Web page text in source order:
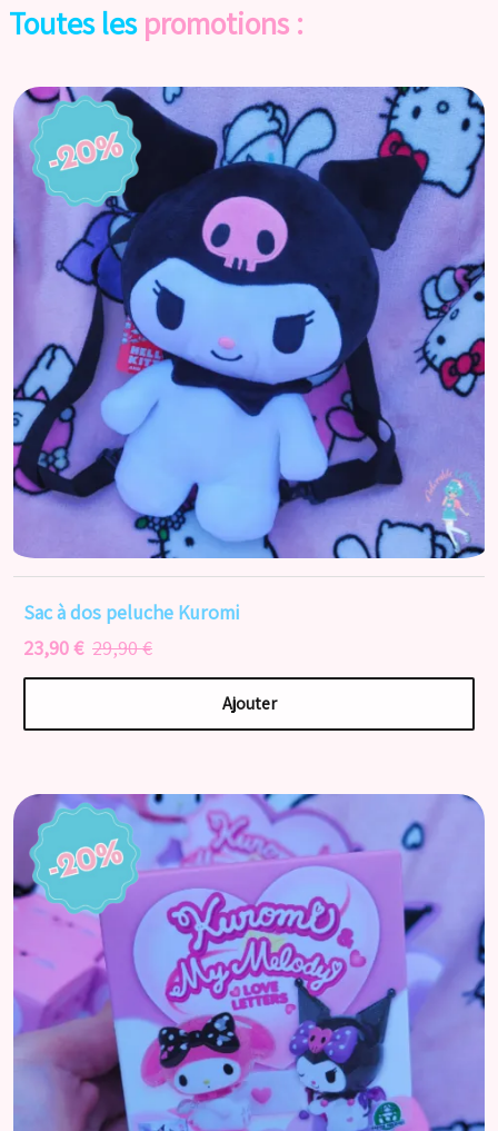
Toutes lespromotions :
Sac à dos peluche Kuromi
23,90 € 29,90 €
Ajouter